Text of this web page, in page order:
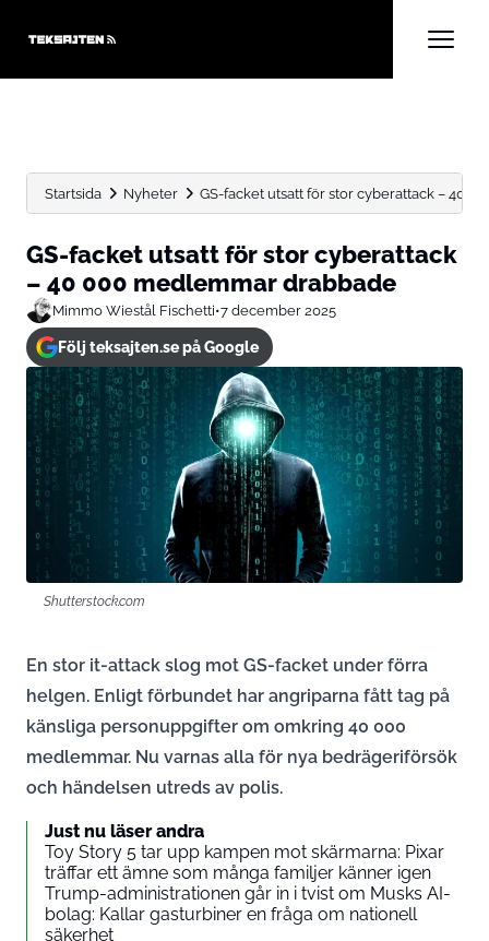
Startsida Nyheter GS-facket utsatt för stor cyberattack – 40
GS-facket utsatt för stor cyberattack
– 40 000 medlemmar drabbade
Mimmo Wiestål Fischetti•7 december 2025
Följ teksajten.se på Google
Shutterstock.com
En stor it-attack slog mot GS-facket under förra
helgen. Enligt förbundet har angriparna fått tag på
känsliga personuppgifter om omkring 40 000
medlemmar. Nu varnas alla för nya bedrägeriförsök
och händelsen utreds av polis.
Just nu läser andra
Toy Story 5 tar upp kampen mot skärmarna: Pixar
träffar ett ämne som många familjer känner igen
Trump-administrationen går in i tvist om Musks AI-
bolag: Kallar gasturbiner en fråga om nationell
säkerhet